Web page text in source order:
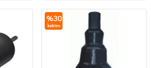
%30
İndirim